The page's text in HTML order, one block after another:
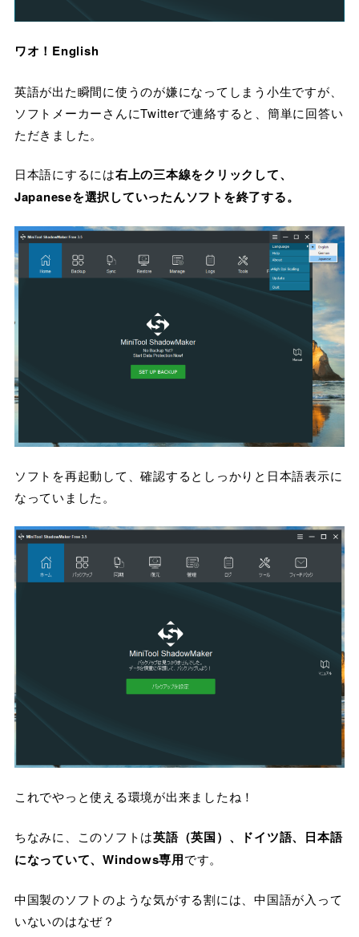
ワオ！English
英語が出た瞬間に使うのが嫌になってしまう小生ですが、
ソフトメーカーさんにTwitterで連絡すると、簡単に回答い
ただきました。
日本語にするには右上の三本線をクリックして、
Japaneseを選択していったんソフトを終了する。
ソフトを再起動して、確認するとしっかりと日本語表示に
なっていました。
これでやっと使える環境が出来ましたね！
ちなみに、このソフトは英語（英国）、ドイツ語、日本語
になっていて、Windows専用です。
中国製のソフトのような気がする割には、中国語が入って
いないのはなぜ？